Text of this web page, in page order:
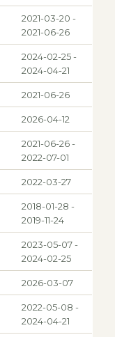
2021-03-20 -
2021-06-26
2024-02-25 -
2024-04-21
2021-06-26
2026-04-12
2021-06-26 -
2022-07-01
2022-03-27
2018-01-28 -
2019-11-24
2023-05-07 -
2024-02-25
2026-03-07
2022-05-08 -
2024-04-21